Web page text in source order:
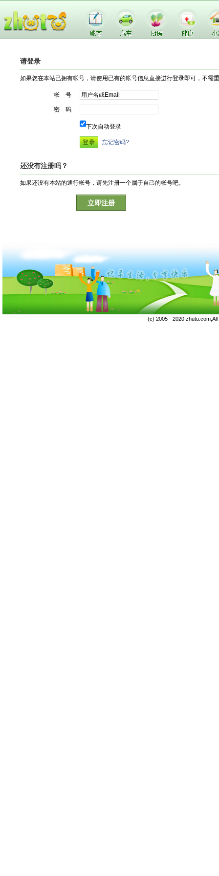
请登录
如果您在本站已拥有帐号，请使用已有的帐号信息直接进行登录即可，不需
帐 号
密 码
下次自动登录
忘记密码?
还没有注册吗？
如果还没有本站的通行帐号，请先注册一个属于自己的帐号吧。
立即注册
(c) 2005 - 2020